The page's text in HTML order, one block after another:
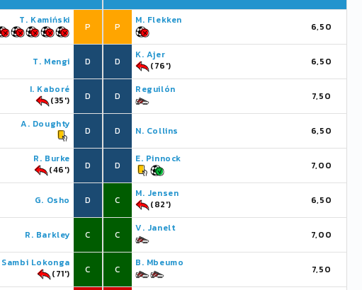
T. Kamiński
P
T. Mengi D
I. Kaboré
(35')
D
A. Doughty
D
R. Burke
(46')
D
G. Osho D
R. Barkley C
Lokonga
(71')
C
P
M. Flekken
6,50
D
K. Ajer
(76')
6,50
D
Reguilón
7,50
D N. Collins 6,50
D
E. Pinnock
7,00
C
M. Jensen
(82')
6,50
C
V. Janelt
7,00
C
B. Mbeumo
7,50